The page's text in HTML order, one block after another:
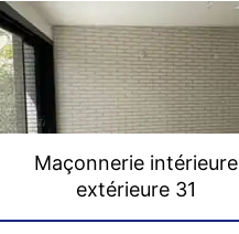
Maçonnerie intérieure
extérieure 31